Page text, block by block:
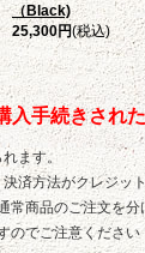
（Black)
25,300円(税込)
入手続きされ
ます。
済方法がクレジッ
商品のご注文を
のでご注意ください